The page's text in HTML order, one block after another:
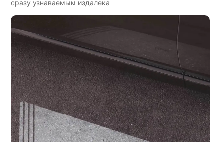
сразу узнаваемым издалека